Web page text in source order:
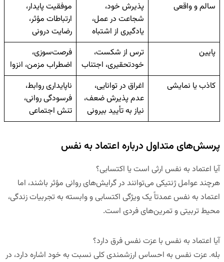
سالم و واقعی
پذیرش خود،
شجاعت در عمل،
یادگیری از اشتباه
موفقیت پایدار،
ارتباطات مؤثر،
رضایت درونی
پایین
ترس از شکست،
خودتحقیری، اجتناب
فرصت‌سوزی،
اضطراب مزمن، انزوا
کاذب یا نمایشی
اغراق در توانایی،
عدم پذیرش ضعف،
نیاز به تأیید بیرونی
ناپایداری روابط،
فرسودگی روانی،
تنش اجتماعی
پرسش‌های متداول درباره اعتماد به نفس
آیا اعتماد به نفس ارثی است یا اکتسابی؟
هرچند عوامل ژنتیکی می‌توانند در گرایش‌های روانی مؤثر باشند، اما
اعتماد به نفس عمدتاً یک ویژگی اکتسابی و وابسته به تجربیات زندگی،
محیط تربیتی و تمرین‌های فردی است.
آیا اعتماد به نفس با عزت نفس فرق دارد؟
بله. عزت نفس به احساس ارزشمندی کلی نسبت به خود اشاره دارد، در